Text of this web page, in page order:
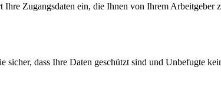
Zugangsdaten ein, die Ihnen von Ihrem Arbeitgeber
dass Ihre Daten geschützt sind und Unbefugte